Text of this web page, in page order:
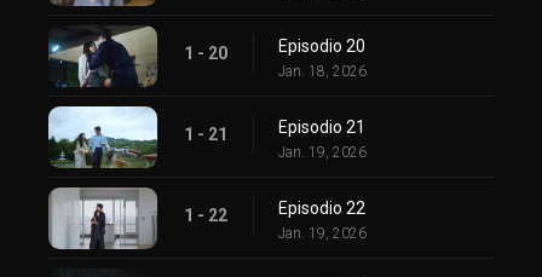
1 - 20 Episodio 20
Jan. 18, 2026
1 - 21 Episodio 21
Jan. 19, 2026
1 - 22 Episodio 22
Jan. 19, 2026